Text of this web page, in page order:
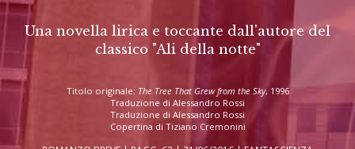
Una novella lirica e toccante dall'autore del
classico "Ali della notte"
Titolo originale: The Tree That Grew from the Sky, 1996
Traduzione di Alessandro Rossi
Traduzione di Alessandro Rossi
Copertina di Tiziano Cremonini